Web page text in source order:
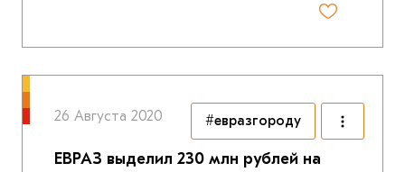
26 Августа 2020
ЕВРАЗ выделил 230 млн рублей на
#евразгороду